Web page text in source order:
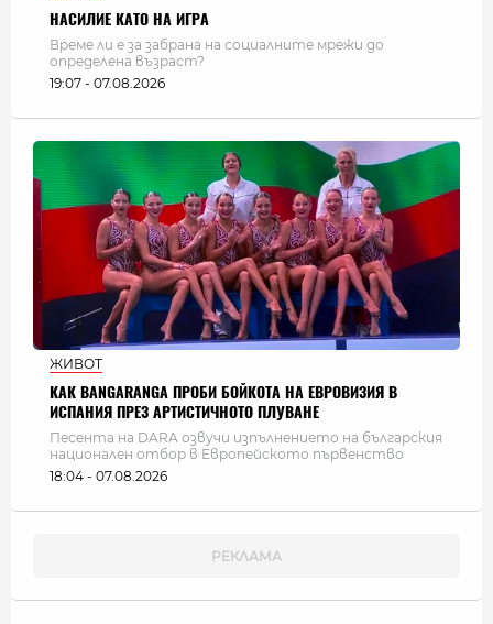
НАСИЛИЕ КАТО НА ИГРА
Време ли е за забрана на социалните мрежи до
определена възраст?
19:07 - 07.08.2026
ЖИВОТ
КАК BANGARANGA ПРОБИ БОЙКОТА НА ЕВРОВИЗИЯ В
ИСПАНИЯ ПРЕЗ АРТИСТИЧНОТО ПЛУВАНЕ
Песента на DARA озвучи изпълнението на българския
национален отбор в Европейското първенство
18:04 - 07.08.2026